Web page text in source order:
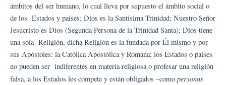
ámbitos del ser humano, lo cual lleva por supuesto el ámbito social o
de los Estados y países; Dios es la Santísima Trinidad; Nuestro Señor
Jesucristo es Dios (Segunda Persona de la Trinidad Santa); Dios tiene
una sola Religión, dicha Religión es la fundada por Él mismo y por
sus Apóstoles: la Católica Apostólica y Romana; los Estados o países
no pueden ser indiferentes en materia religiosa o profesar una religión
falsa, a los Estados les compete y están obligados –como personas